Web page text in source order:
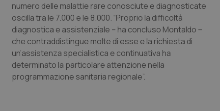
Sicilia
Toscana
Umbria
Neuroscienze & patologie neurodegenerative
Obesità
Oftalmologia
numero delle malattie rare conosciute e diagnosticate
oscilla tra le 7.000 e le 8.000. “Proprio la difficoltà
diagnostica e assistenziale – ha concluso Montaldo –
che contraddistingue molte di esse e la richiesta di
un’assistenza specialistica e continuativa ha
determinato la particolare attenzione nella
programmazione sanitaria regionale”.